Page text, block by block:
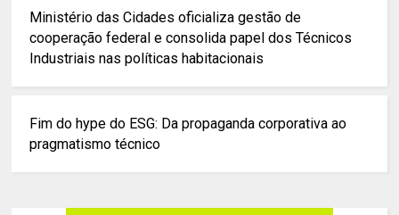
Ministério das Cidades oficializa gestão de
cooperação federal e consolida papel dos Técnicos
Industriais nas políticas habitacionais
Fim do hype do ESG: Da propaganda corporativa ao
pragmatismo técnico